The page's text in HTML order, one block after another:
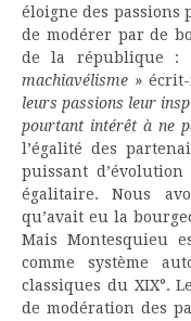
éloigne des passions
de modérer par de
de la république :
machiavélisme »
leurs passions leur
pourtant intérêt à ne
l’égalité des
puissant
égalitaire. Nous
qu’avait eu la
Mais Montesquieu
comme système
classiques du XIX°.
de modération des